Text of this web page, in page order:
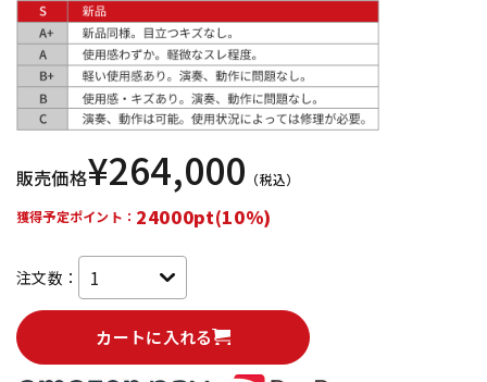
中古
販売価格¥264,000 （税込）
獲得予定ポイント： 24000pt(10%)
注文数：
カートに入れる